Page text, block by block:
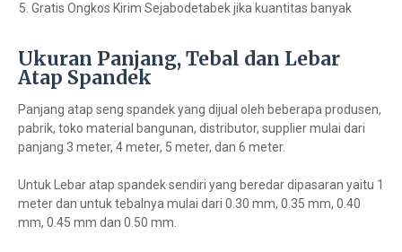
Gratis Ongkos Kirim Sejabodetabek jika kuantitas banyak
Ukuran Panjang, Tebal dan Lebar
Atap Spandek
Panjang atap seng spandek yang dijual oleh beberapa produsen,
pabrik, toko material bangunan, distributor, supplier mulai dari
panjang 3 meter, 4 meter, 5 meter, dan 6 meter.
Untuk Lebar atap spandek sendiri yang beredar dipasaran yaitu 1
meter dan untuk tebalnya mulai dari 0.30 mm, 0.35 mm, 0.40
mm, 0.45 mm dan 0.50 mm.